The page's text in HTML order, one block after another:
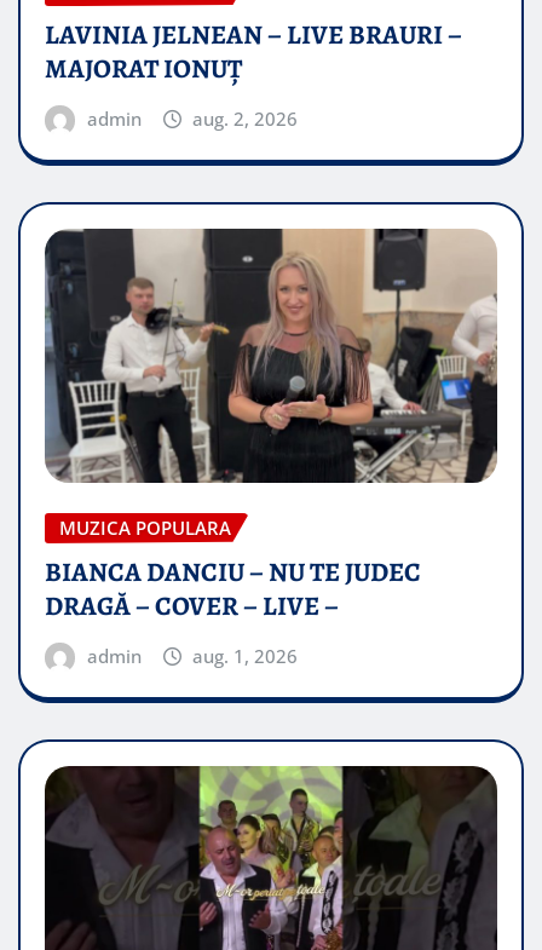
LAVINIA JELNEAN – LIVE BRAURI –
MAJORAT IONUŢ
admin aug. 2, 2026
MUZICA POPULARA
BIANCA DANCIU – NU TE JUDEC
DRAGĂ – COVER – LIVE –
admin aug. 1, 2026